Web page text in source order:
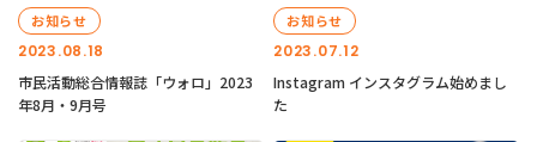
2023.08.18
お知らせ
市民活動総合情報誌「ウォロ」2023
年8月・9月号
2023.07.12
お知らせ
Instagram インスタグラム始めまし
た